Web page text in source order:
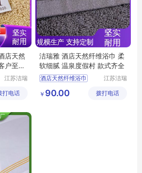
店天然
户至上
江苏洁瑞
有限公司
打电话
洁瑞雅 酒店天然纤维浴巾 柔
软细腻 温泉度假村 款式齐全
酒店天然纤维浴巾
客房布草 酒店浴巾
江苏洁瑞
有限公司
￥ 90.00 拨打电话